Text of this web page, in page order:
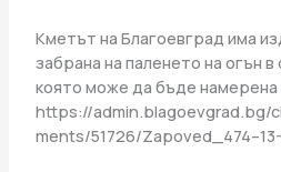
Кметът на Благоевград има
забрана на паленето на огън
която може да бъде намерена
https://admin.blagoevgrad.bg/
ments/51726/